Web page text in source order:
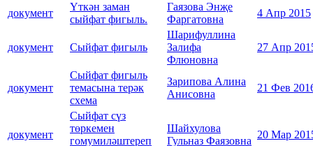
документ
Үткән заман
сыйфат фигыль.
Гаязова Энҗе
Фаргатовна
4 Апр 2015
документ Сыйфат фигыль
Шарифуллина
Залифа
Флюновна
27 Апр
документ
Сыйфат фигыль
темасына терәк
схема
Зарипова Алина
Анисовна
21 Фев
документ
Сыйфат сүз
төркемен
гомумиләштереп
Шайхулова
Гульназ Фаязовна
20 Мар